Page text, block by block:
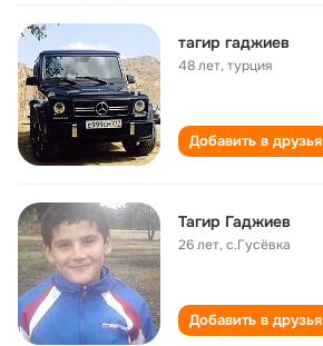
тагир гаджиев
48 лет,турция
Добавить в друзья
Тагир Гаджиев
26 лет,с.Гусёвка
Добавить в друзья